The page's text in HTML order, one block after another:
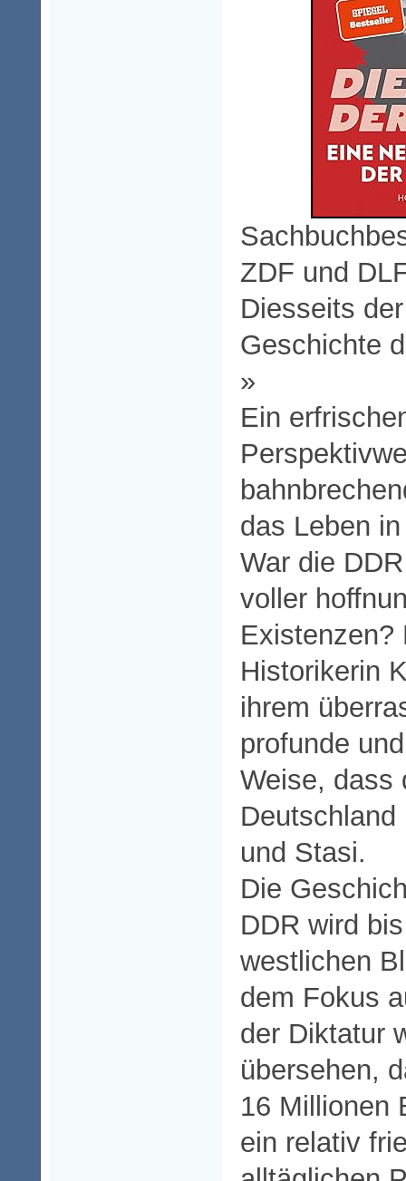
ZDF und
Diesseits
Geschichte
»
Ein
das Leben
War die
voller
Existenzen?
Historikerin
ihrem
profunde
Weise, dass
und Stasi.
Die
DDR wird
westlichen
dem Fokus
der Diktatur
übersehen,
16 Millionen
ein relativ